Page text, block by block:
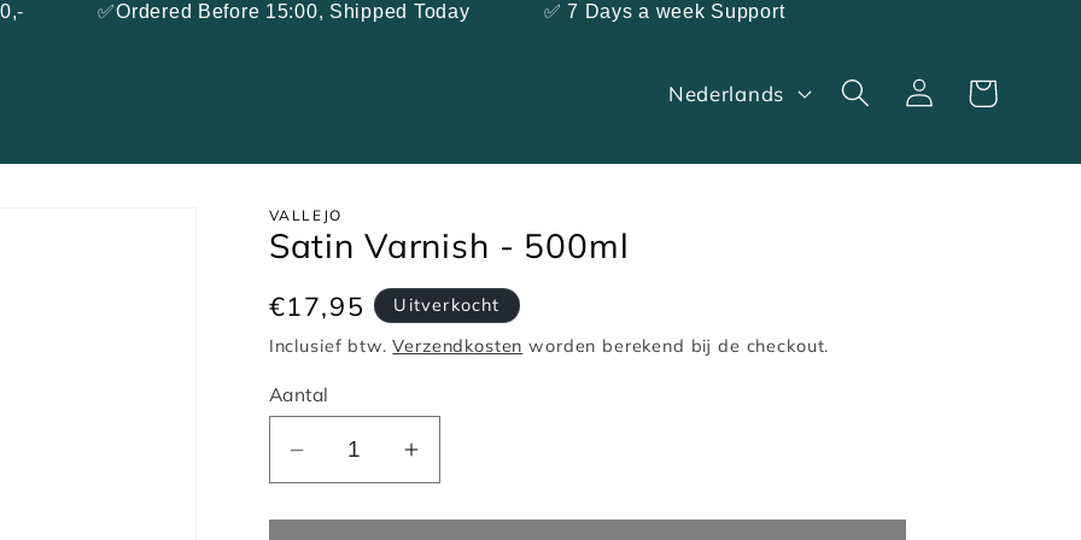
✅Ordered Before 15:00, Shipped Today ✅ 7 Days a week Support
T
Nederlands Inloggen
Winkelwagen
VALLEJO
Satin Varnish - 500ml
Normale
prijs
€17,95
Uitverkocht
Inclusief btw.Verzendkosten worden berekend bij de checkout.
Aantal
Aantal
voor
Aantal
voor